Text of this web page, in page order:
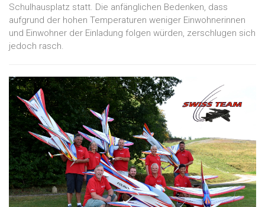
Schulhausplatz statt. Die anfänglichen Bedenken, dass
aufgrund der hohen Temperaturen weniger Einwohnerinnen
und Einwohner der Einladung folgen würden, zerschlugen sich
jedoch rasch.